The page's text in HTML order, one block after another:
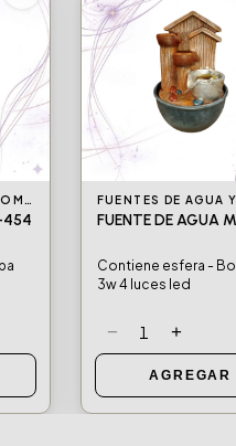
FUENTES DE AGUA Y BOMBAS DE AGUA
454 FUENTE DE AGUA
Contiene esfera -
3w 4 luces led
− 1 +
AGREGAR